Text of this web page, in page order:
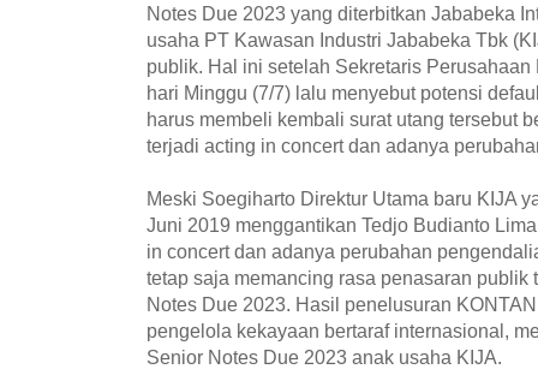
Notes Due 2023 yang diterbitkan Jababeka
usaha PT Kawasan Industri Jababeka Tbk
publik. Hal ini setelah Sekretaris
hari Minggu (7/7) lalu menyebut potensi
harus membeli kembali surat utang tersebut
terjadi acting in concert dan adanya
Meski Soegiharto Direktur Utama baru KIJA
Juni 2019 menggantikan Tedjo Budianto
in concert dan adanya perubahan
tetap saja memancing rasa penasaran publik
Notes Due 2023. Hasil penelusuran
pengelola kekayaan bertaraf internasional,
Senior Notes Due 2023 anak usaha KIJA.